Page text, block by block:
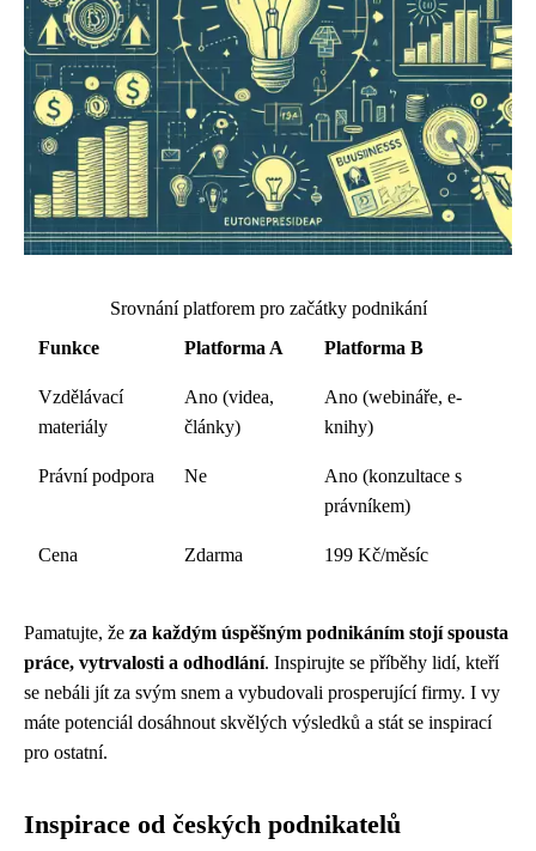
Srovnání platforem pro začátky podnikání
Funkce
Platforma A Platforma B
Vzdělávací
materiály
Ano (videa,
články)
Ano (webináře, e-
knihy)
Právní podpora Ne
Ano (konzultace s
právníkem)
Cena Zdarma 199 Kč/měsíc
Pamatujte, že za každým úspěšným podnikáním stojí spousta
práce, vytrvalosti a odhodlání. Inspirujte se příběhy lidí, kteří
se nebáli jít za svým snem a vybudovali prosperující firmy. I vy
máte potenciál dosáhnout skvělých výsledků a stát se inspirací
pro ostatní.
Inspirace od českých podnikatelů